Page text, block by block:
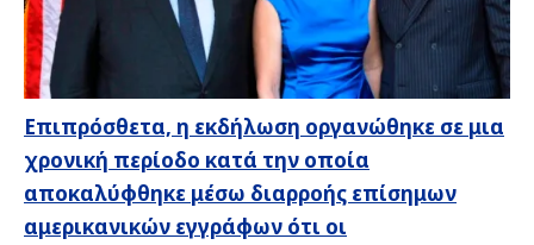
Επιπρόσθετα, η εκδήλωση οργανώθηκε σε μια
χρονική περίοδο κατά την οποία
αποκαλύφθηκε μέσω διαρροής επίσημων
αμερικανικών εγγράφων ότι οι